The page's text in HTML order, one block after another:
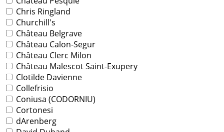
Chris Ringland
Churchill's
Château Belgrave
Château Calon-Segur
Château Clerc Milon
Château Malescot Saint-Exupery
Clotilde Davienne
Collefrisio
Coniusa (CODORNIU)
Cortonesi
dArenberg